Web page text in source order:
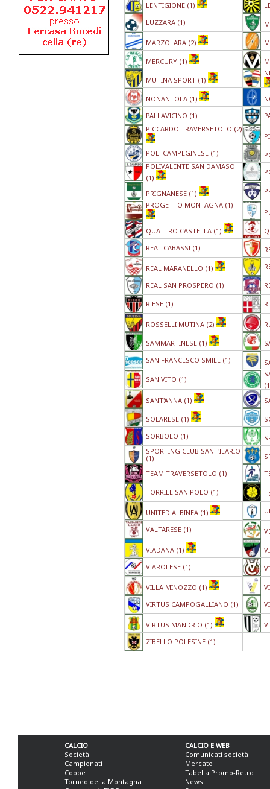
LENTIGIONE (1)
LUZZARA (1)
MARZOLARA (2)
MERCURY (1)
MUTINA SPORT (1)
NONANTOLA (1)
PALLAVICINO (1)
PICCARDO TRAVERSETOLO (2)
POL. CAMPEGINESE (1)
POLIVALENTE SAN DAMASO
(1)
PRIGNANESE (1)
PROGETTO MONTAGNA (1)
QUATTRO CASTELLA (1)
REAL CABASSI (1)
REAL MARANELLO (1)
REAL SAN PROSPERO (1)
RIESE (1)
ROSSELLI MUTINA (2)
SAMMARTINESE (1)
SAN FRANCESCO SMILE (1)
SAN VITO (1)
SANT'ANNA (1)
SOLARESE (1)
SORBOLO (1)
SPORTING CLUB SANT'ILARIO
(1)
TEAM TRAVERSETOLO (1)
TORRILE SAN POLO (1)
UNITED ALBINEA (1)
VALTARESE (1)
VIADANA (1)
VIAROLESE (1)
VILLA MINOZZO (1)
VIRTUS CAMPOGALLIANO (1)
VIRTUS MANDRIO (1)
ZIBELLO POLESINE (1)
CALCIO
Società
Campionati
Coppe
Torneo della Montagna
CALCIO E WEB
Comunicati società
Mercato
Tabella Promo-Retro
News